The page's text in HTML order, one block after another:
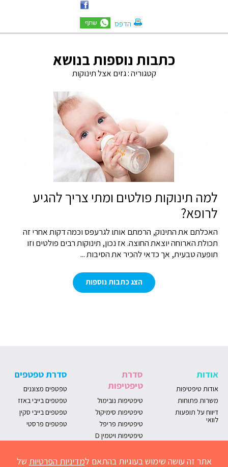
אתר זה עושה שימוש בעוגיות בהתאם למדיניות הפרטיות של
הדפס
כתבות נוספות בנושא
קטגוריה :גזים אצל תינוקות
למה תינוקות פולטים ומתי צריך להגיע
לרופא?
האכלתם את התינוק, הרמתם אותו לגרעפס וכמה דקות אחרי זה
תכולת הארוחה יוצאת החוצה. אז נכון, תינוקות רבים פולטים וזו
תופעה טבעית, אך כדאי להכיר את הסיבות ...
הצג כתבות נוספות
אודות
אודות טיפטיפות
משרות פתוחות
דיווח על תופעות
לוואי
סדרת
טיפטיפות
טיפטיפות נובימול
טיפטיפות סימיקול
טיפטיפות פריפל
טיפטיפות ויטמין D
סדרת טפטפים
טפטפים מצוננים
טפטפים בייבי באזז
טפטפים בייבי סקין
טפטפים פרסטי